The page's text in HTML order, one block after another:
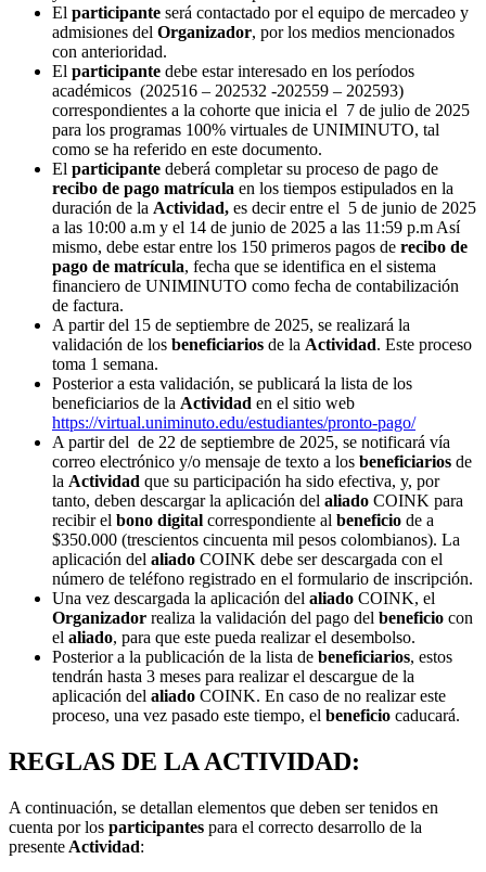
El participante será contactado por el equipo de mercadeo y
admisiones del Organizador, por los medios mencionados
con anterioridad.
El participante debe estar interesado en los períodos
académicos (202516 – 202532 -202559 – 202593)
correspondientes a la cohorte que inicia el 7 de julio de 2025
para los programas 100% virtuales de UNIMINUTO, tal
como se ha referido en este documento.
El participante deberá completar su proceso de pago de
recibo de pago matrícula en los tiempos estipulados en la
duración de la Actividad, es decir entre el 5 de junio de 2025
a las 10:00 a.m y el 14 de junio de 2025 a las 11:59 p.m Así
mismo, debe estar entre los 150 primeros pagos de recibo de
pago de matrícula, fecha que se identifica en el sistema
financiero de UNIMINUTO como fecha de contabilización
de factura.
A partir del 15 de septiembre de 2025, se realizará la
validación de los beneficiarios de la Actividad. Este proceso
toma 1 semana.
Posterior a esta validación, se publicará la lista de los
beneficiarios de la Actividad en el sitio web
https://virtual.uniminuto.edu/estudiantes/pronto-pago/
A partir del de 22 de septiembre de 2025, se notificará vía
correo electrónico y/o mensaje de texto a los beneficiarios de
la Actividad que su participación ha sido efectiva, y, por
tanto, deben descargar la aplicación del aliado COINK para
recibir el bono digital correspondiente al beneficio de a
$350.000 (trescientos cincuenta mil pesos colombianos). La
aplicación del aliado COINK debe ser descargada con el
número de teléfono registrado en el formulario de inscripción.
Una vez descargada la aplicación del aliado COINK, el
Organizador realiza la validación del pago del beneficio con
el aliado, para que este pueda realizar el desembolso.
Posterior a la publicación de la lista de beneficiarios, estos
tendrán hasta 3 meses para realizar el descargue de la
aplicación del aliado COINK. En caso de no realizar este
proceso, una vez pasado este tiempo, el beneficio caducará.
REGLAS DE LA ACTIVIDAD:
A continuación, se detallan elementos que deben ser tenidos en
cuenta por los participantes para el correcto desarrollo de la
presente Actividad: